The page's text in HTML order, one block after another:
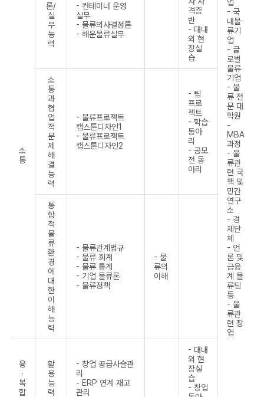
업
- 국
내물
류기
업
- 글
로벌
물류
기업
- 물
류 전
문 대
학원
-
MBA
과정
- 물
류관
련 국
책 및
민간
연구
소
- 경
제단
체
- 언
론 및
금융
계 물
류팀
등
- 물
류관
련 창
업
소
통
론/
실
무
능
력
- 컨테이너 운영
실무
- 물류의사결정론
- 해운물류실무
격증
반
- 대내
외 현
장실
습
소
통
과
협
업
적
문
제
해
결
능
력
- 물류프로젝트
캡스톤디자인1
- 물류프로젝트
캡스톤디자인2
- 팀
프로
젝트
- 학습
동아
리
- 공모
전 동
아리
통
합
적
물
류
환
경
에
대
한
이
해
능
력
- 물류관계법규
- 물류 회계
- 물류 통계
- 기업 물류론
- 물류정책
- 물
류의
이해
융
·
복
합
활
용
능
력
- 창업 공급사슬관
리
- ERP 연계 재고
관리
- 대내
외 현
장실
습
- 창업